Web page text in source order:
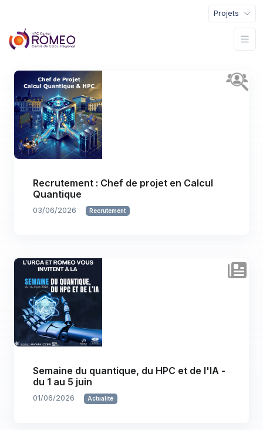
Projets
Recrutement : Chef de projet en Calcul
Quantique
03/06/2026 Recrutement
Semaine du quantique, du HPC et de l'IA -
du 1 au 5 juin
01/06/2026 Actualité